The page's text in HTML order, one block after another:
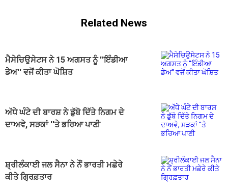
Related News
ਮੈਸੇਚਿਉਸੇਟਸ ਨੇ 15 ਅਗਸਤ ਨੂੰ ''ਇੰਡੀਆ
ਡੇਅ'' ਵਜੋਂ ਕੀਤਾ ਘੋਸ਼ਿਤ
ਅੱਧੇ ਘੰਟੇ ਦੀ ਬਾਰਸ਼ ਨੇ ਡੁੱਬੋ ਦਿੱਤੇ ਨਿਗਮ ਦੇ
ਦਾਅਵੇ, ਸੜਕਾਂ ''ਤੇ ਭਰਿਆ ਪਾਣੀ
ਸ਼੍ਰੀਲੰਕਾਈ ਜਲ ਸੈਨਾ ਨੇ ਨੌਂ ਭਾਰਤੀ ਮਛੇਰੇ
ਕੀਤੇ ਗ੍ਰਿਫ਼ਤਾਰ